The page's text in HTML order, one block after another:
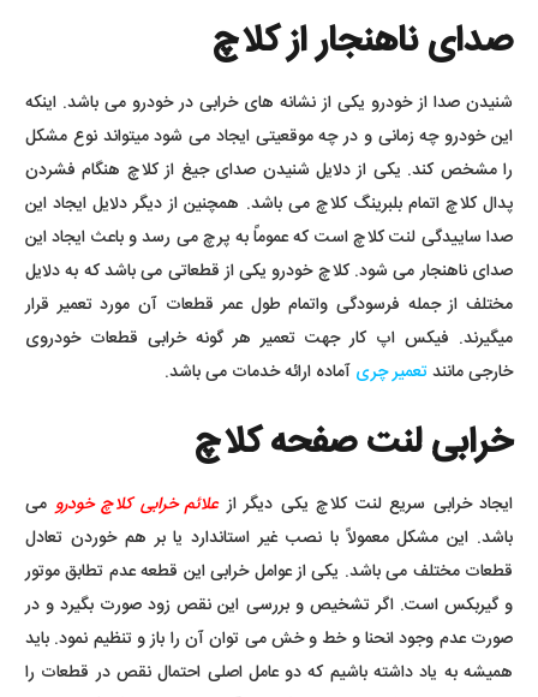
صدای ناهنجار از کلاچ
شنیدن صدا از خودرو یکی از نشانه های خرابی در خودرو می باشد. اینکه
این خودرو چه زمانی و در چه موقعیتی ایجاد می شود میتواند نوع مشکل
را مشخص کند. یکی از دلایل شنیدن صدای جیغ از کلاچ هنگام فشردن
پدال کلاچ اتمام بلبرینگ کلاچ می باشد. همچنین از دیگر دلایل ایجاد این
صدا ساییدگی لنت کلاچ است که عموماً به پرچ می رسد و باعث ایجاد این
صدای ناهنجار می شود. کلاچ خودرو یکی از قطعاتی می باشد که به دلایل
مختلف از جمله فرسودگی واتمام طول عمر قطعات آن مورد تعمیر قرار
میگیرند. فیکس اپ کار جهت تعمیر هر گونه خرابی قطعات خودروی
خارجی مانندتعمیر چری آماده ارائه خدمات می باشد.
خرابی لنت صفحه کلاچ
ایجاد خرابی سریع لنت کلاچ یکی دیگر ازعلائم خرابی کلاچ خودرومی
باشد. این مشکل معمولاً با نصب غیر استاندارد یا بر هم خوردن تعادل
قطعات مختلف می باشد. یکی از عوامل خرابی این قطعه عدم تطابق موتور
و گیربکس است. اگر تشخیص و بررسی این نقص زود صورت بگیرد و در
صورت عدم وجود انحنا و خط و خش می توان آن را باز و تنظیم نمود. باید
همیشه به یاد داشته باشیم که دو عامل اصلی احتمال نقص در قطعات را